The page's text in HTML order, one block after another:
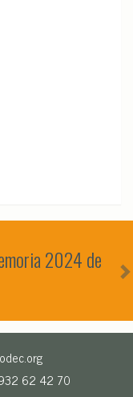
2024 de
62 42 70